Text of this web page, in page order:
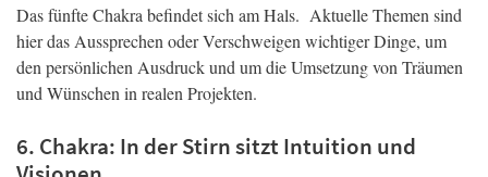
Das fünfte Chakra befindet sich am Hals. Aktuelle Themen sind
hier das Aussprechen oder Verschweigen wichtiger Dinge, um
den persönlichen Ausdruck und um die Umsetzung von Träumen
und Wünschen in realen Projekten.
6. Chakra: In der Stirn sitzt Intuition und